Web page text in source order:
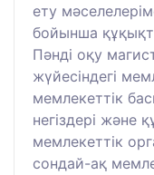
ету
бойынша
Пәнді оқу
жүйесіндегі
мемлекеттік
негіздері және
мемлекеттік
сондай-ақ